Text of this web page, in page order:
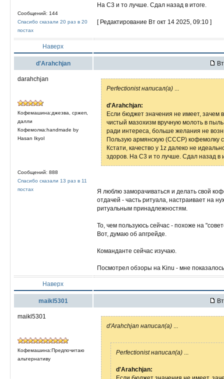
Сообщений: 144
Спасибо сказали 20 раз в 20
постах
На C3 и то лучше. Сдал назад в итоге.
[ Редактирование Вт окт 14 2025, 09:10 ]
Наверх
d'Arahchjan
darahchjan
Кофемашина:джезва, сржеп,
далли
Кофемолка:handmade by
Hasan Ikyol
Сообщений: 888
Спасибо сказали 13 раз в 11
постах
Perfectionist написал(а)
d'Arahchjan:
Если бюджет значения не имеет, зачем
чистый мазохизм вручную молоть в
ради интереса, больше желания не
Пользую армянскую (СССР) кофемолку
Кстати, качество у 1z далеко не
здоров. На C3 и то лучше. Сдал назад в
Я люблю заморачиваться и делать свой
отдачей - часть ритуала, настраивает на
ритуальным принадлежностям.
То, чем пользуюсь сейчас - похоже на
Вот, думаю об апгрейде.
Команданте сейчас изучаю.
Посмотрел обзоры на Kinu - мне
Наверх
maikl5301
maikl5301
Кофемашина:Предпочитаю
альтернативу
d'Arahchjan написал(а)
Perfectionist написал(а)
d'Arahchjan: